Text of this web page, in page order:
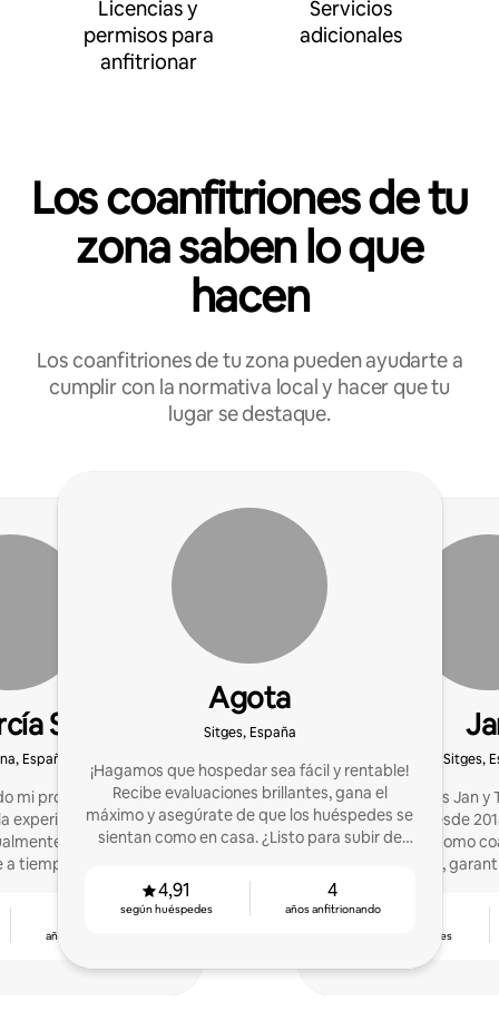
Licencias y
permisos para
anfitrionar
Servicios
adicionales
Los coanfitriones de tu
zona saben lo que
hacen
Los coanfitriones de tu zona pueden ayudarte a
cumplir con la normativa local y hacer que tu
lugar se destaque.
Sabio
España
mi propia casa hace
experiencia fué tan
me dedico
tiempo completo
años anfitrionando
Agota
Sitges, España
¡Hagamos que hospedar sea fácil y rentable!
Recibe evaluaciones brillantes, gana el
máximo y asegúrate de que los huéspedes se
sientan como en casa. ¿Listo para subir de
4,91
según huéspedes
4
años anfitrionando
Sitges,
¡Hola! Somos Jan
apasionados desde
de experiencia como
50 propiedades,
sin complicaciones y
según huéspedes